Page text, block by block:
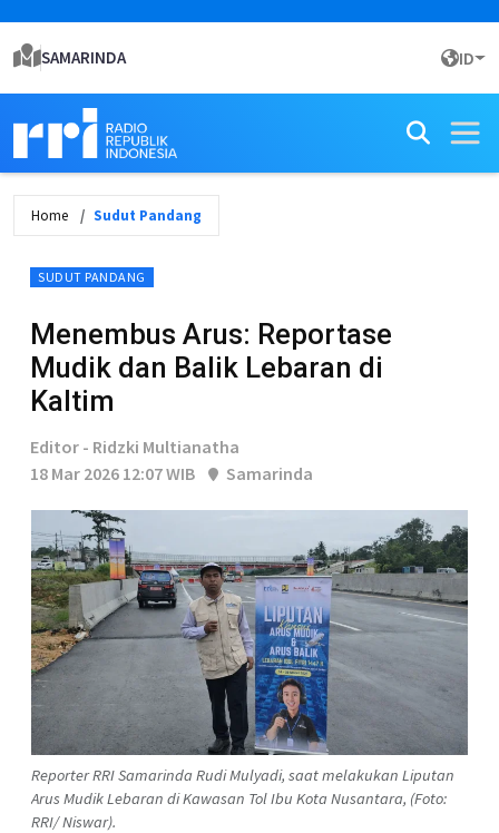
SAMARINDA ID
Home Sudut Pandang
SUDUT PANDANG
Menembus Arus: Reportase
Mudik dan Balik Lebaran di
Kaltim
Editor - Ridzki Multianatha
18 Mar 2026 12:07 WIB
Samarinda
Reporter RRI Samarinda Rudi Mulyadi, saat melakukan Liputan
Arus Mudik Lebaran di Kawasan Tol Ibu Kota Nusantara, (Foto:
RRI/ Niswar).